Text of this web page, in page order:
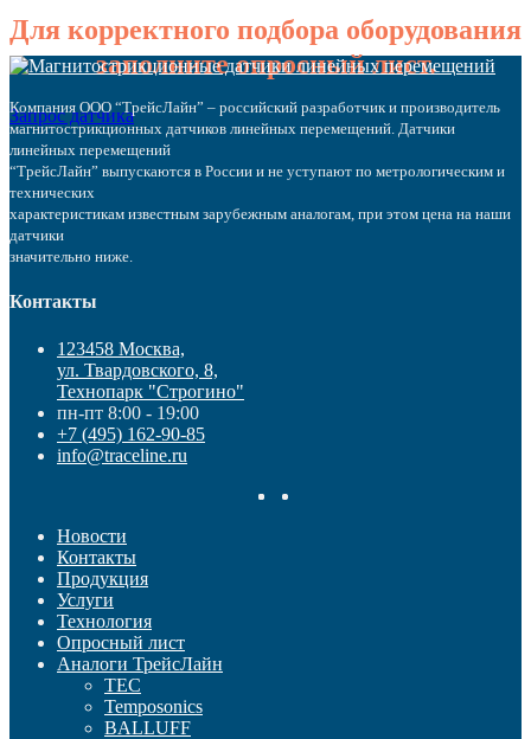
Для корректного подбора оборудования
заполните опросный лист.
Запрос датчика
Компания ООО “ТрейсЛайн” – российский разработчик и производитель
магнитострикционных датчиков линейных перемещений. Датчики
линейных перемещений
“ТрейсЛайн” выпускаются в России и не уступают по метрологическим и
технических
характеристикам известным зарубежным аналогам, при этом цена на наши
датчики
значительно ниже.
Контакты
123458 Москва,
ул. Твардовского, 8,
Технопарк "Строгино"
пн-пт 8:00 - 19:00
+7 (495) 162-90-85
info@traceline.ru
Новости
Контакты
Продукция
Услуги
Технология
Опросный лист
Аналоги ТрейсЛайн
TEC
Temposonics
BALLUFF